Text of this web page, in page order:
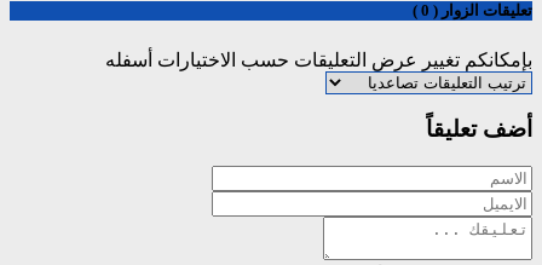
تعليقات الزوار ( 0 )
بإمكانكم تغيير عرض التعليقات حسب الاختيارات أسفله
أضف تعليقاً